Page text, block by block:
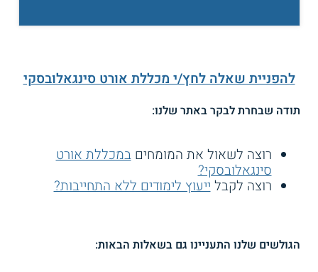
להפניית שאלה לחץ/י מכללת אורט סינגאלובסקי
תודה שבחרת לבקר באתר שלנו:
רוצה לשאול את המומחיםבמכללת אורט
סינגאלובסקי?
רוצה לקבלייעוץ לימודים ללא התחייבות?
הגולשים שלנו התעניינו גם בשאלות הבאות: